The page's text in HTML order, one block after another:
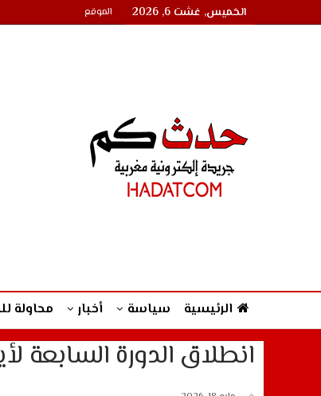
الخميس, غشت 6, 2026 الموقع
الرئيسية سياسة أخبار محاولة
انطلاق الدورة السابعة